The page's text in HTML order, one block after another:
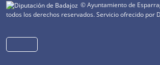
© Ayuntamiento de
todos los derechos reservados.Servicio ofrecido por